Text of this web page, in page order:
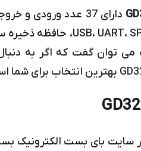
می توان گفت که اگر به
سایت بای بست الکترونیک